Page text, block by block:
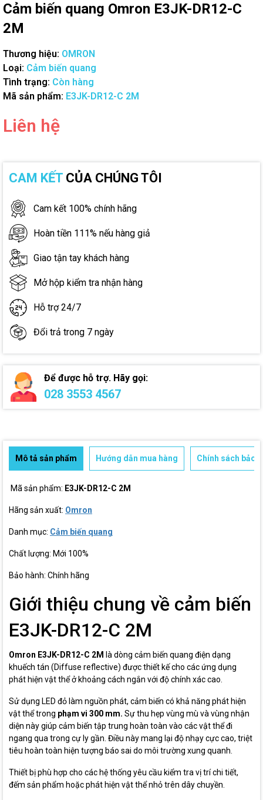
Cảm biến quang Omron E3JK-DR12-C
2M
Thương hiệu: OMRON
Loại: Cảm biến quang
Tình trạng: Còn hàng
Mã sản phẩm: E3JK-DR12-C 2M
Liên hệ
CAM KẾT CỦA CHÚNG TÔI
Cam kết 100% chính hãng
Hoàn tiền 111% nếu hàng giả
Giao tận tay khách hàng
Mở hộp kiểm tra nhận hàng
Hỗ trợ 24/7
Đổi trả trong 7 ngày
Để được hỗ trợ. Hãy gọi:
028 3553 4567
Mô tả sản phẩm Hướng dẫn mua hàng Chính sách bảo
Mã sản phẩm: E3JK-DR12-C 2M
Hãng sản xuất: Omron
Danh mục: Cảm biến quang
Chất lượng: Mới 100%
Bảo hành: Chính hãng
Giới thiệu chung về cảm biến
E3JK-DR12-C 2M
Omron E3JK-DR12-C 2M là dòng cảm biến quang điện dạng
khuếch tán (Diffuse reflective) được thiết kế cho các ứng dụng
phát hiện vật thể ở khoảng cách ngắn với độ chính xác cao.
Sử dụng LED đỏ làm nguồn phát, cảm biến có khả năng phát hiện
vật thể trong phạm vi 300 mm. Sự thu hẹp vùng mù và vùng nhận
diện này giúp cảm biến tập trung hoàn toàn vào các vật thể đi
ngang qua trong cự ly gần. Điều này mang lại độ nhạy cực cao, triệt
tiêu hoàn toàn hiện tượng báo sai do môi trường xung quanh.
Thiết bị phù hợp cho các hệ thống yêu cầu kiểm tra vị trí chi tiết,
đếm sản phẩm hoặc phát hiện vật thể nhỏ trên dây chuyền.